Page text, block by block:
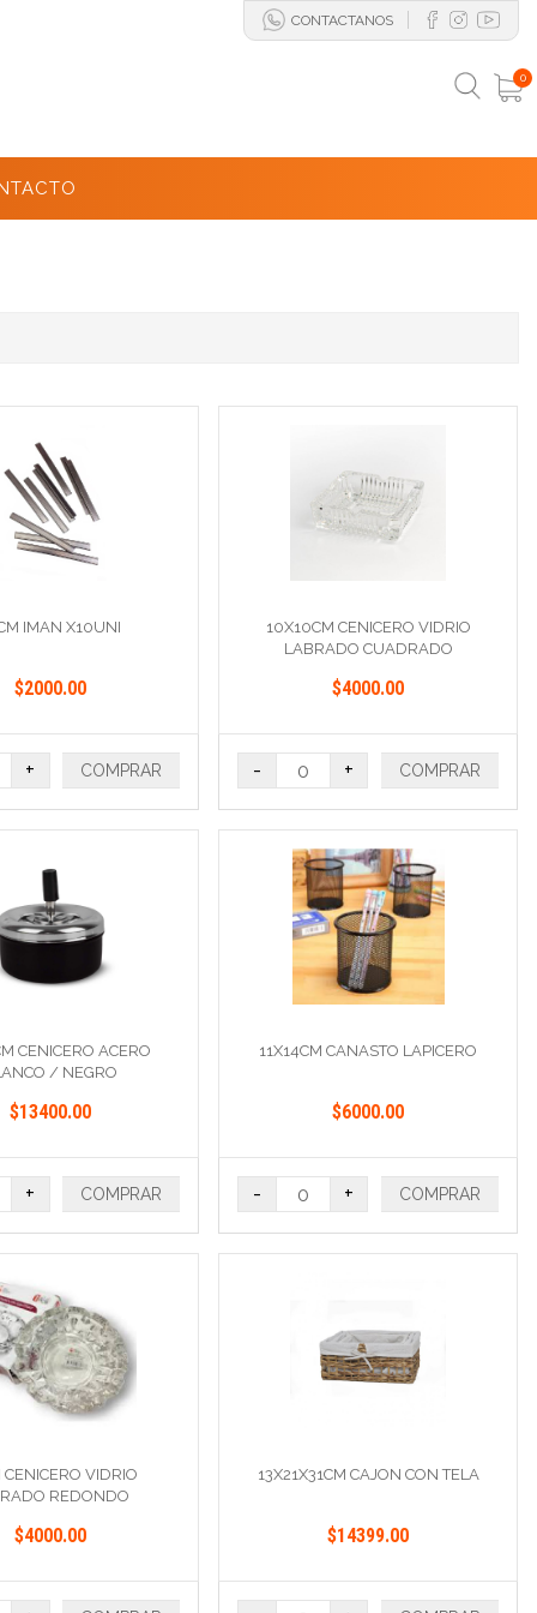
CONTACTANOS
0
IMAN X10UNI
$2000.00
+ COMPRAR
10X10CM CENICERO VIDRIO
LABRADO CUADRADO
$4000.00
- + COMPRAR
CENICERO ACERO
/ NEGRO
$13400.00
+ COMPRAR
11X14CM CANASTO LAPICERO
$6000.00
- + COMPRAR
CENICERO VIDRIO
REDONDO
$4000.00
13X21X31CM CAJON CON TELA
$14399.00